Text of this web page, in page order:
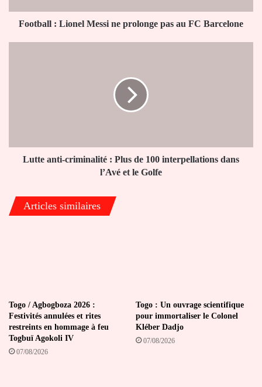
FC
Barcelone
Football : Lionel Messi ne prolonge pas au FC Barcelone
dans
l’Avé
Golfe
Lutte anti-criminalité : Plus de 100 interpellations dans
l’Avé et le Golfe
Articles similaires
Togo / Agbogboza 2026 :
Festivités annulées et rites
restreints en hommage à feu
Togbuï Agokoli IV
07/08/2026
Togo : Un ouvrage scientifique
pour immortaliser le Colonel
Kléber Dadjo
07/08/2026